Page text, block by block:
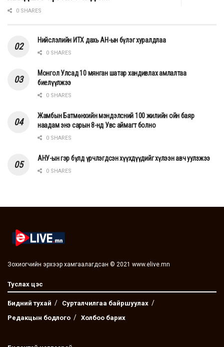
0 SHARES
Нийслэлийн ИТХ дахь АН-ын бүлэг хуралдлаа
0 SHARES
Монгол Улсад 10 мянган шатар хандивлах амлалтаа
биелүүлжээ
0 SHARES
Жамбын Батмөнхийн мэндэлсний 100 жилийн ойн баяр
наадам энэ сарын 8-нд Увс аймагт болно
0 SHARES
АНУ-ын гэр бүлд үрчлэгдсэн хүүхдүүдийг хүлээн авч уулзжээ
0 SHARES
Зохиогчийн эрхээр хамгаалагдсан © 2021 www.elive.mn
Туслах цэс
Бидний тухай
Сурталчилгаа байршуулах
Редакцын бодлого
Холбоо барих